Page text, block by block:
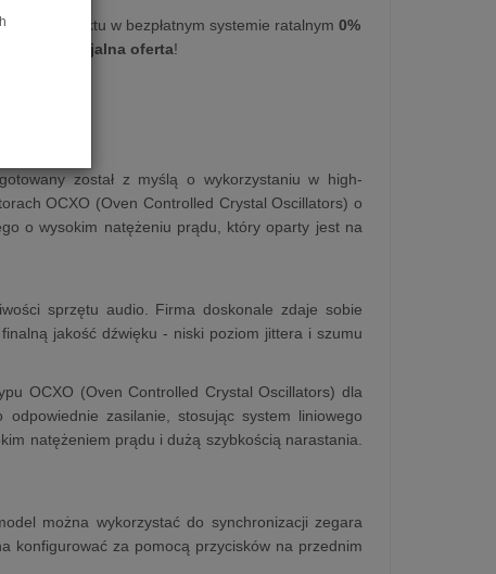
produktu w bezpłatnym systemie ratalnym 0%
specjalna oferta!
został z myślą o wykorzystaniu w high-
OCXO (Oven Controlled Crystal Oscillators) o
o wysokim natężeniu prądu, który oparty jest na
sprzętu audio. Firma doskonale zdaje sobie
jakość dźwięku - niski poziom jittera i szumu
OCXO (Oven Controlled Crystal Oscillators) dla
zasilanie, stosując system liniowego
natężeniem prądu i dużą szybkością narastania.
można wykorzystać do synchronizacji zegara
konfigurować za pomocą przycisków na przednim